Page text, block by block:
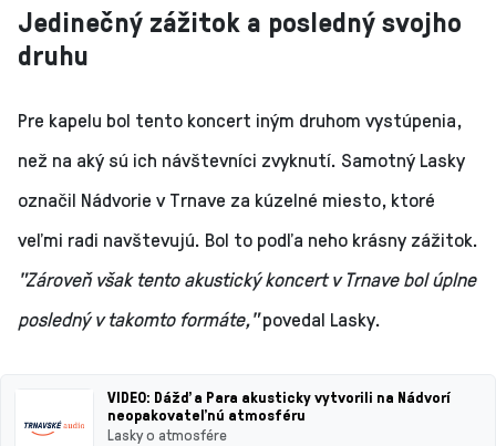
Jedinečný zážitok a posledný svojho
druhu
Pre kapelu bol tento koncert iným druhom vystúpenia,
než na aký sú ich návštevníci zvyknutí. Samotný Lasky
označil Nádvorie v Trnave za kúzelné miesto, ktoré
veľmi radi navštevujú. Bol to podľa neho krásny zážitok.
"Zároveň však tento akustický koncert v Trnave bol úplne
posledný v takomto formáte,"povedal Lasky.
VIDEO: Dážď a Para akusticky vytvorili na Nádvorí
neopakovateľnú atmosféru
Lasky o atmosfére